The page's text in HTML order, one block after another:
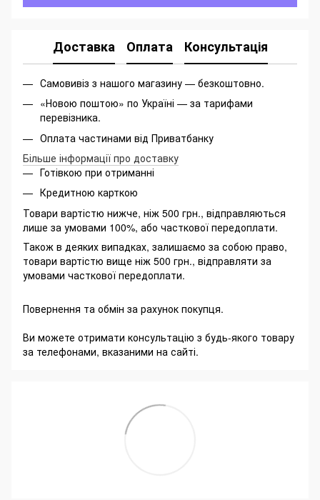
Доставка Оплата Консультація
Самовивіз з нашого магазину — безкоштовно.
«Новою поштою» по Україні — за тарифами
перевізника.
Оплата частинами від Приватбанку
Більше інформації про доставку
Готівкою при отриманні
Кредитною карткою
Товари вартістю нижче, ніж 500 грн., відправляються
лише за умовами 100%, або часткової передоплати.
Також в деяких випадках, залишаємо за собою право,
товари вартістю вище ніж 500 грн., відправляти за
умовами часткової передоплати.
Повернення та обмін за рахунок покупця.
Ви можете отримати консультацію з будь-якого товару
за телефонами, вказаними на сайті.